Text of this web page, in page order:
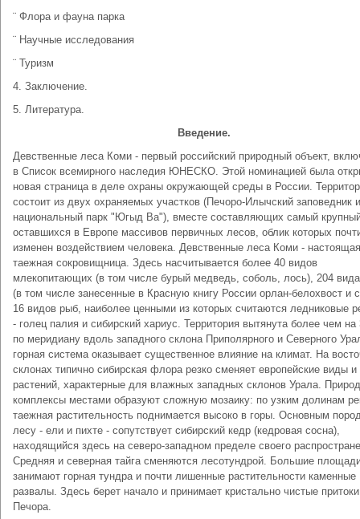
¨ Флора и фауна парка
¨ Научные исследования
¨ Туризм
4. Заключение.
5. Литература.
Введение.
Девственные леса Коми - первый российский природный объект,
в Список всемирного наследия ЮНЕСКО. Этой номинацией была
новая страница в деле охраны окружающей среды в России.
состоит из двух охраняемых участков (Печоро-Илычский заповедник и
национальный парк "Югыд Ва"), вместе составляющих самый
оставшихся в Европе массивов первичных лесов, облик которых
изменен воздействием человека. Девственные леса Коми - настоящая
таежная сокровищница. Здесь насчитывается более 40 видов
млекопитающих (в том числе бурый медведь, соболь, лось), 204
(в том числе занесенные в Красную книгу России орлан-белохвост и
16 видов рыб, наиболее ценными из которых считаются ледниковые
- голец палия и сибирский хариус. Территория вытянута более чем на
по меридиану вдоль западного склона Приполярного и Северного
горная система оказывает существенное влияние на климат. На
склонах типично сибирская флора резко сменяет европейские виды
растений, характерные для влажных западных склонов Урала.
комплексы местами образуют сложную мозаику: по узким долинам
таежная растительность поднимается высоко в горы. Основным
лесу - ели и пихте - сопутствует сибирский кедр (кедровая сосна),
находящийся здесь на северо-западном пределе своего
Средняя и северная тайга сменяются лесотундрой. Большие
занимают горная тундра и почти лишенные растительности каменные
развалы. Здесь берет начало и принимает кристально чистые притоки
Печора.